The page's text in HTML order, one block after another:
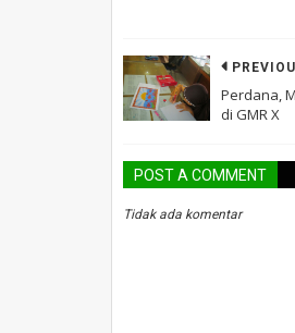
Perdana,
di GMR X
POST A COMMENT
Tidak ada komentar